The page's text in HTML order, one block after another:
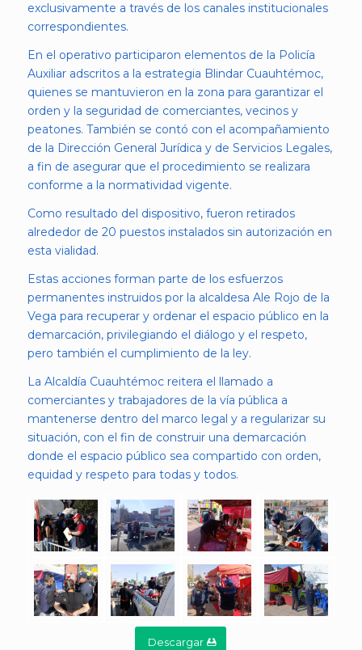
exclusivamente a través de los canales institucionales
correspondientes.
En el operativo participaron elementos de la Policía
Auxiliar adscritos a la estrategia Blindar Cuauhtémoc,
quienes se mantuvieron en la zona para garantizar el
orden y la seguridad de comerciantes, vecinos y
peatones. También se contó con el acompañamiento
de la Dirección General Jurídica y de Servicios Legales,
a fin de asegurar que el procedimiento se realizara
conforme a la normatividad vigente.
Como resultado del dispositivo, fueron retirados
alrededor de 20 puestos instalados sin autorización en
esta vialidad.
Estas acciones forman parte de los esfuerzos
permanentes instruidos por la alcaldesa Ale Rojo de la
Vega para recuperar y ordenar el espacio público en la
demarcación, privilegiando el diálogo y el respeto,
pero también el cumplimiento de la ley.
La Alcaldía Cuauhtémoc reitera el llamado a
comerciantes y trabajadores de la vía pública a
mantenerse dentro del marco legal y a regularizar su
situación, con el fin de construir una demarcación
donde el espacio público sea compartido con orden,
equidad y respeto para todas y todos.
Descargar